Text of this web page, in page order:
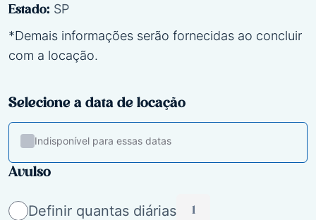
Estado: SP
*Demais informações serão fornecidas ao concluir
com a locação.
Selecione a data de locação
Indisponível para essas datas
Avulso
Definir quantas diárias